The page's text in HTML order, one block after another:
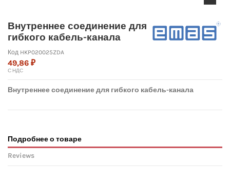
Внутреннее соединение для
гибкого кабель-канала
Код HKP020025ZDA
49,86 ₽
С НДС
Внутреннее соединение для гибкого кабель-канала
Подробнее о товаре
Reviews